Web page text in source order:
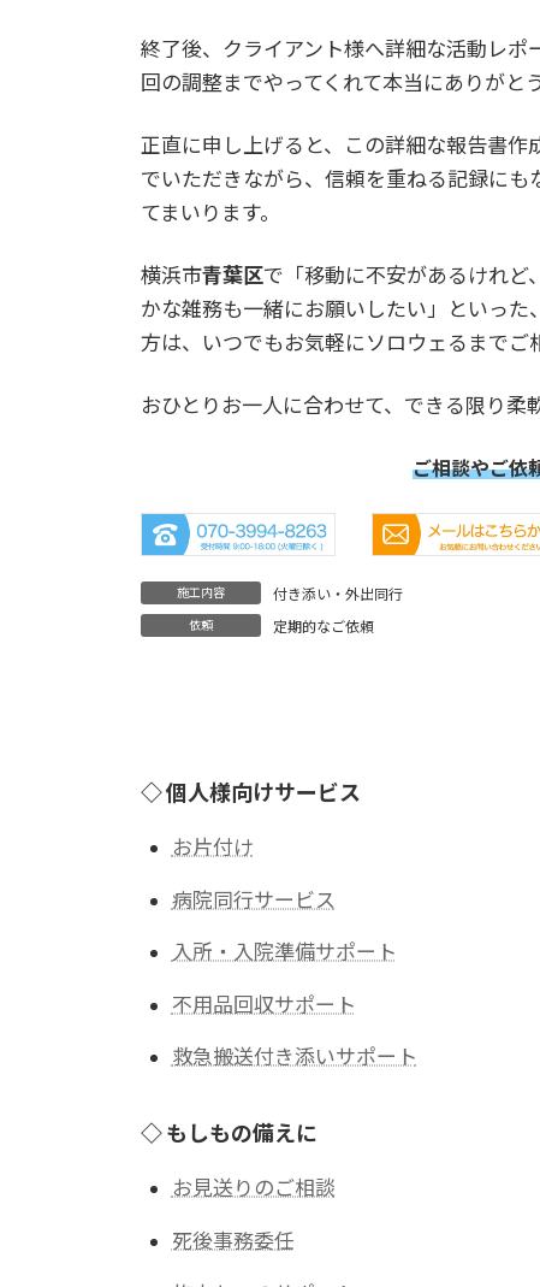
終了後、クライアント様へ詳細な活動レ
回の調整までやってくれて本当にありがと
正直に申し上げると、この詳細な報告書
でいただきながら、信頼を重ねる記録に
てまいります。
横浜市青葉区で「移動に不安があるけれ
かな雑務も一緒にお願いしたい」といった、
方は、いつでもお気軽にソロウェるまでご
おひとりお一人に合わせて、できる限り柔
ご相談やご依
施工内容 付き添い・外出同行
依頼 定期的なご依頼
◇ 個人様向けサービス
お片付け
病院同行サービス
入所・入院準備サポート
不用品回収サポート
救急搬送付き添いサポート
◇ もしもの備えに
お見送りのご相談
死後事務委任